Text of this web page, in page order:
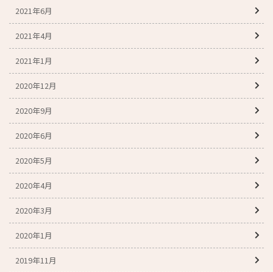
2021年6月
2021年4月
2021年1月
2020年12月
2020年9月
2020年6月
2020年5月
2020年4月
2020年3月
2020年1月
2019年11月